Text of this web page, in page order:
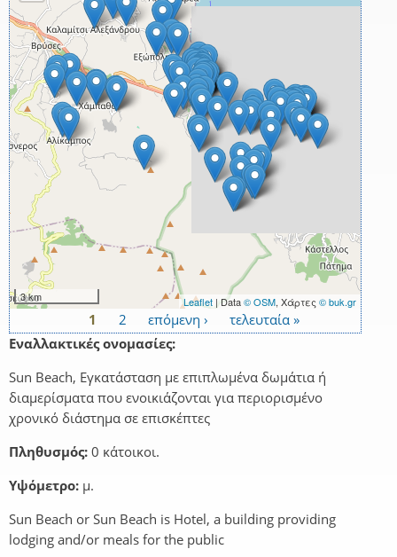
3 km Leaflet | Data© OSM, Χάρτες © buk.gr
Σελίδες
1 2 επόμενη ›
τελευταία »
Εναλλακτικές ονομασίες:
Sun Beach, Εγκατάσταση με επιπλωμένα δωμάτια ή
διαμερίσματα που ενοικιάζονται για περιορισμένο
χρονικό διάστημα σε επισκέπτες
Πληθυσμός: 0 κάτοικοι.
Υψόμετρο: μ.
Sun Beach or Sun Beach is Hotel, a building providing
lodging and/or meals for the public